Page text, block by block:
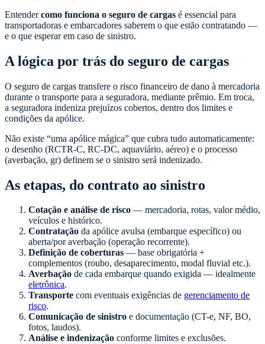
Entendercomo funciona o seguro de cargas é essencial para
transportadoras e embarcadores saberem o que estão contratando —
e o que esperar em caso de sinistro.
A lógica por trás do seguro de cargas
O seguro de cargas transfere o risco financeiro de dano à mercadoria
durante o transporte para a seguradora, mediante prêmio. Em troca,
a seguradora indeniza prejuízos cobertos, dentro dos limites e
condições da apólice.
Não existe “uma apólice mágica” que cubra tudo automaticamente:
o desenho (RCTR-C, RC-DC, aquaviário, aéreo) e o processo
(averbação, gr) definem se o sinistro será indenizado.
As etapas, do contrato ao sinistro
Cotação e análise de risco — mercadoria, rotas, valor médio,
veículos e histórico.
Contratação da apólice avulsa (embarque específico) ou
aberta/por averbação (operação recorrente).
Definição de coberturas — base obrigatória +
complementos (roubo, desaparecimento, modal fluvial etc.).
Averbação de cada embarque quando exigida — idealmente
eletrônica.
Transporte com eventuais exigências de gerenciamento de
risco.
Comunicação de sinistro e documentação (CT-e, NF, BO,
fotos, laudos).
Análise e indenização conforme limites e exclusões.